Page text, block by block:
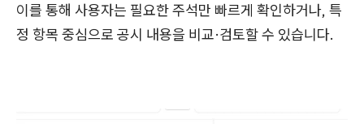
이를 통해 사용자는 필요한 주석만 빠르게 확인하거나, 특
정 항목 중심으로 공시 내용을 비교·검토할 수 있습니다.